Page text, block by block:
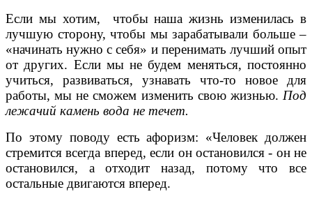
Если мы хотим, чтобы наша жизнь изменилась в
лучшую сторону, чтобы мы зарабатывали больше –
«начинать нужно с себя» и перенимать лучший опыт
от других. Если мы не будем меняться, постоянно
учиться, развиваться, узнавать что-то новое для
работы, мы не сможем изменить свою жизнью. Под
лежачий камень вода не течет.
По этому поводу есть афоризм: «Человек должен
стремится всегда вперед, если он остановился - он не
остановился, а отходит назад, потому что все
остальные двигаются вперед.